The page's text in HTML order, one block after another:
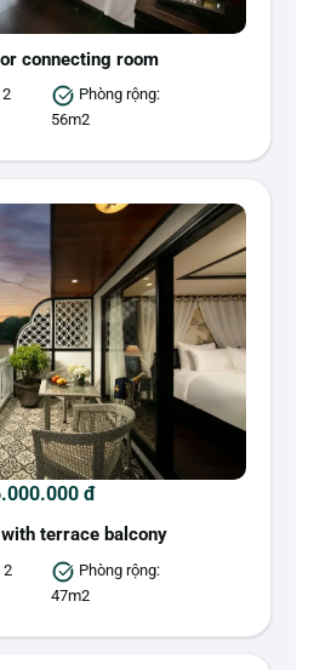
connecting room
Phòng rộng:
56m2
with terrace balcony
2
Phòng rộng:
47m2
đ